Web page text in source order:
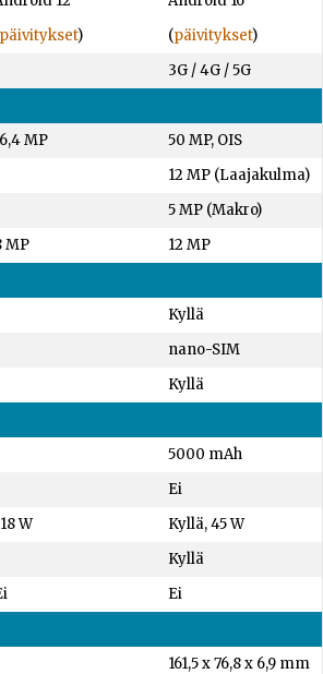
)
(päivitykset)
3G / 4G / 5G
MP
50 MP, OIS
12 MP (Laajakulma)
5 MP (Makro)
MP
12 MP
Kyllä
nano-SIM
Kyllä
5000 mAh
Ei
W
Kyllä, 45 W
Kyllä
Ei
161,5 x 76,8 x 6,9 mm